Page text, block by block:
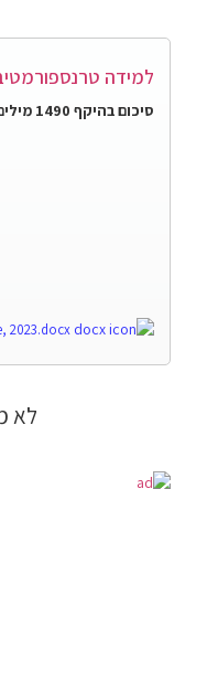
למידה
סיכום בהיקף 1490 מילים
לא